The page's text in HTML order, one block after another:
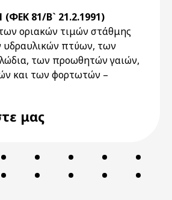
(ΦΕΚ 81/Β` 21.2.1991)
οριακών τιμών στάθμης
υδραυλικών πτύων, των
των προωθητών γαιών,
και των φορτωτών –
μας